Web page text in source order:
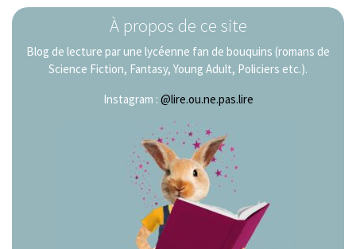
À propos de ce site
Blog de lecture par une lycéenne fan de bouquins (romans de
Science Fiction, Fantasy, Young Adult, Policiers etc.).
Instagram : @lire.ou.ne.pas.lire